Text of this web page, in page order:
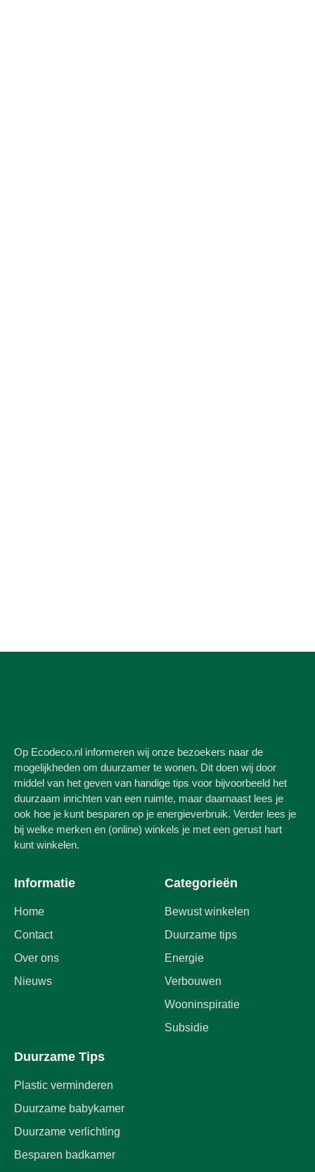
Op Ecodeco.nl informeren wij onze bezoekers naar de
mogelijkheden om duurzamer te wonen. Dit doen wij door
middel van het geven van handige tips voor bijvoorbeeld het
duurzaam inrichten van een ruimte, maar daarnaast lees je
ook hoe je kunt besparen op je energieverbruik. Verder lees je
bij welke merken en (online) winkels je met een gerust hart
kunt winkelen.
Informatie
Home
Contact
Over ons
Nieuws
Categorieën
Bewust winkelen
Duurzame tips
Energie
Verbouwen
Wooninspiratie
Subsidie
Duurzame Tips
Plastic verminderen
Duurzame babykamer
Duurzame verlichting
Besparen badkamer